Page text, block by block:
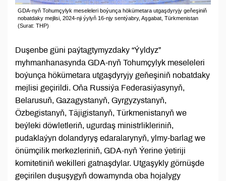
GDA-nyň Tohumçylyk meseleleri boýunça hökümetara utgaşdyryjy geňeşiniň
nobatdaky mejlisi, 2024-nji ýylyň 16-njy sentýabry, Aşgabat, Türkmenistan
(Surat: THP)
Duşenbe güni paýtagtymyzdaky “Ýyldyz”
myhmanhanasynda GDA-nyň Tohumçylyk meseleleri
boýunça hökümetara utgaşdyryjy geňeşiniň nobatdaky
mejlisi geçirildi. Oňa Russiýa Federasiýasynyň,
Belarusuň, Gazagystanyň, Gyrgyzystanyň,
Özbegistanyň, Täjigistanyň, Türkmenistanyň we
beýleki döwletleriň, ugurdaş ministrlikleriniň,
pudaklaýyn dolandyryş edaralarynyň, ylmy-barlag we
önümçilik merkezleriniň, GDA-nyň Ýerine ýetiriji
komitetiniň wekilleri gatnaşdylar. Utgaşykly görnüşde
geçirilen duşuşygyň dowamynda oba hojalygy